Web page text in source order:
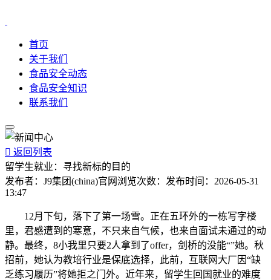
首页
关于我们
食品安全动态
食品安全知识
联系我们
 返回列表
留学生就业：寻找新标的目的
发布者： J9集团(china)官网 浏览次数： 发布时间： 2026-05-31
13:47
12月下旬，落下了第一场雪。正在五环外的一栋写字楼
里，君感遭到的寒意，不只来自气候，也来自面试未通过的动
静。最终，8小我里只要2人拿到了offer，剑桥的没能“”她。秋
招前，她认为教培行业是保底选择，此前，互联网大厂因“缺
乏练习履历”将她拒之门外。近年来，留学生回国就业的难度